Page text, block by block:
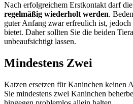
Nach erfolgreichem Erstkontakt darf die
regelmäßig wiederholt werden.
guter Anfang zwar erfreulich ist,
bietet. Daher sollten Sie die beiden
unbeaufsichtigt lassen.
Mindestens Zwei
Katzen ersetzen für Kaninchen keinen
Sie mindestens zwei Kaninchen